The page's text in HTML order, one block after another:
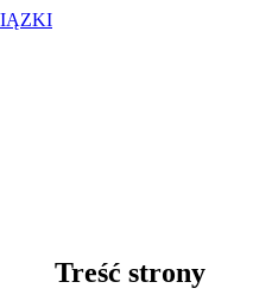
Treść strony